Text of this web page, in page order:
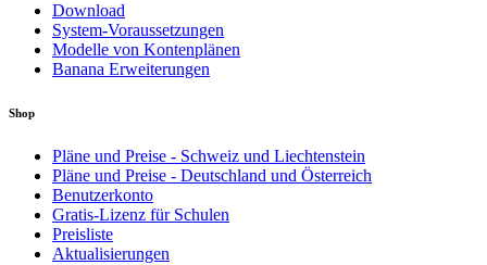
Download
System-Voraussetzungen
Modelle von Kontenplänen
Banana Erweiterungen
Shop
Pläne und Preise - Schweiz und Liechtenstein
Pläne und Preise - Deutschland und Österreich
Benutzerkonto
Gratis-Lizenz für Schulen
Preisliste
Aktualisierungen